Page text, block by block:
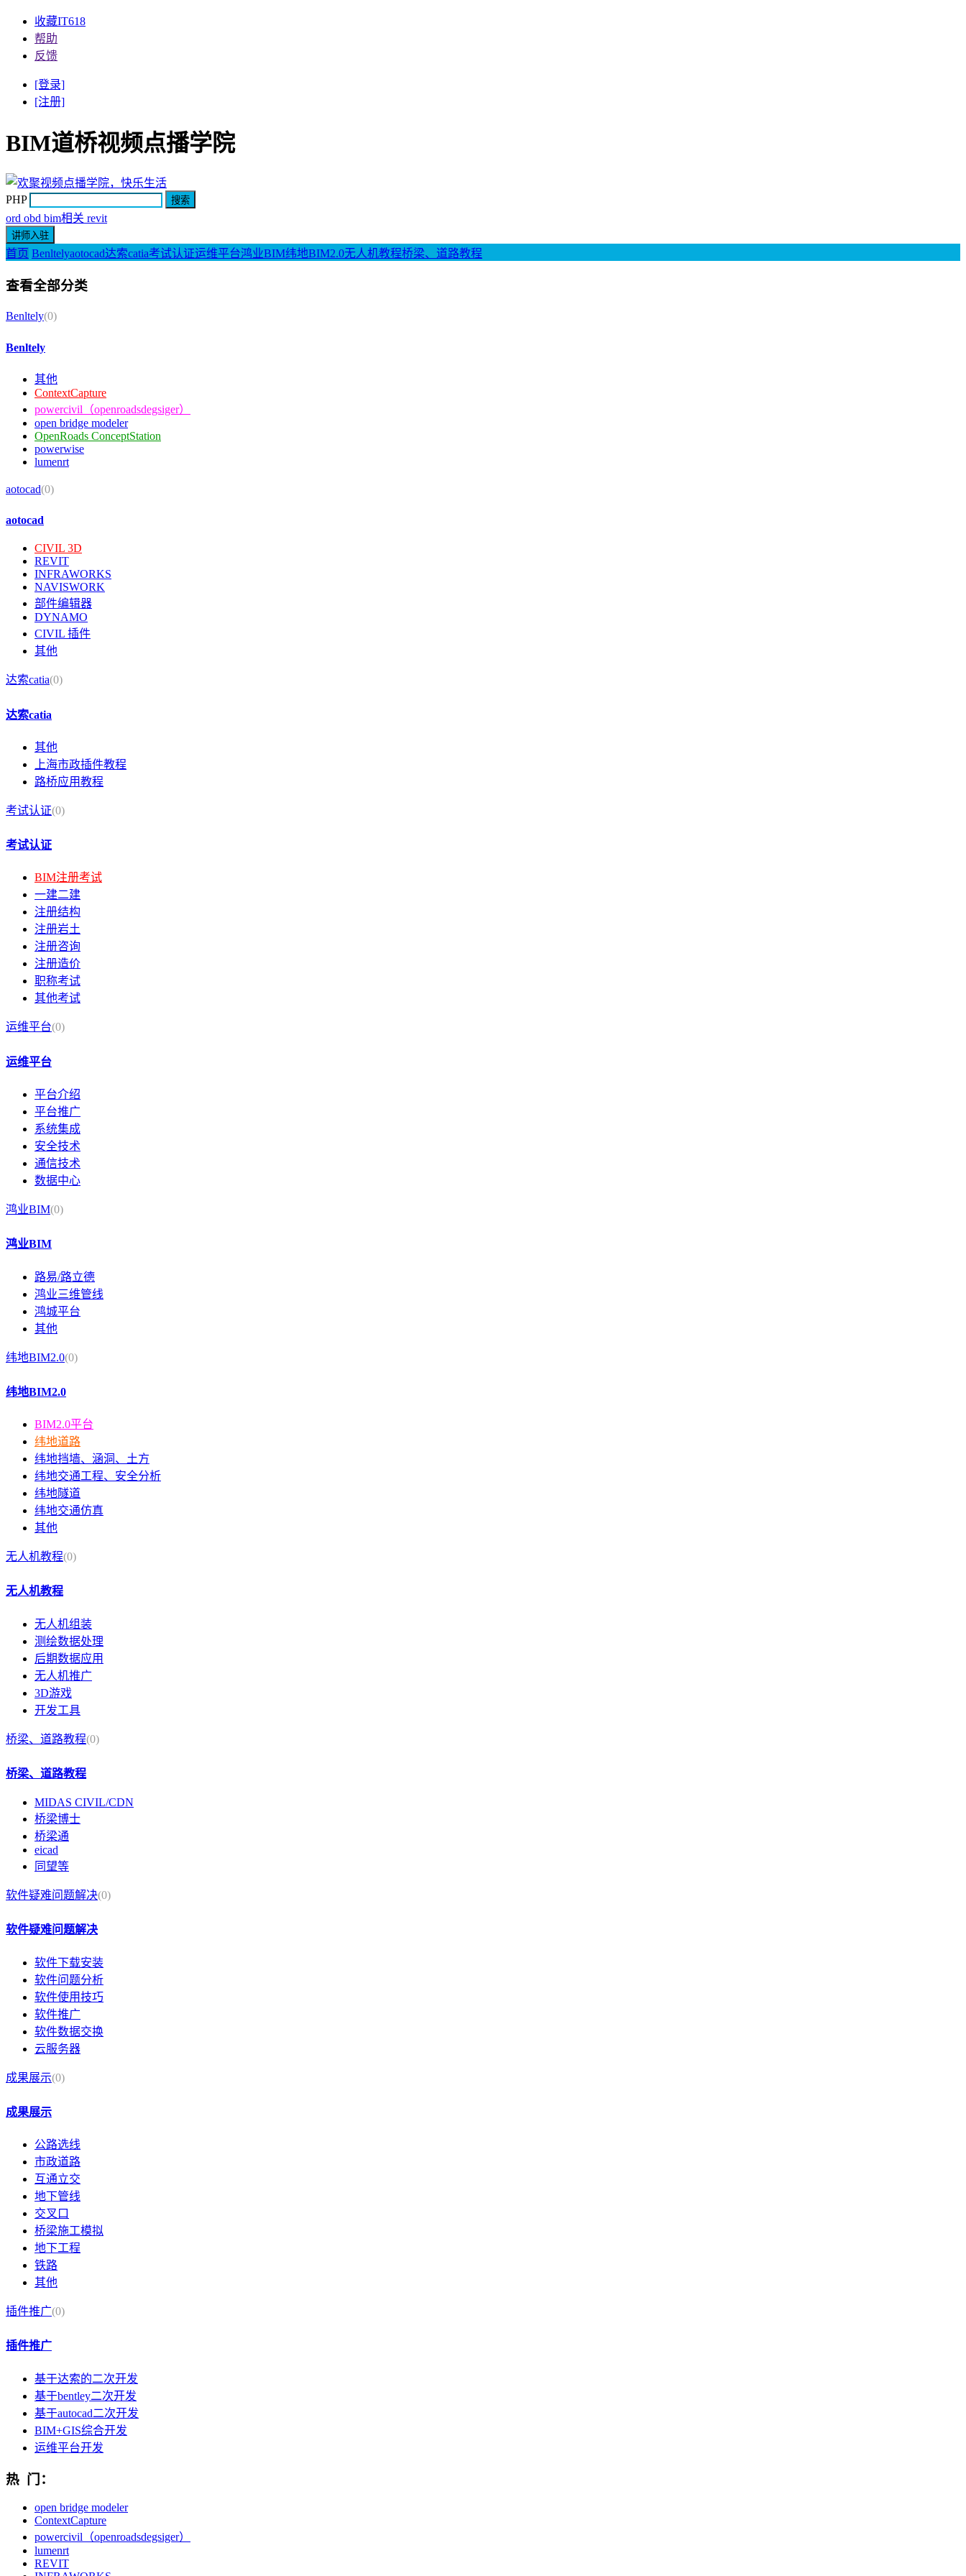
收藏IT618
帮助
反馈
[登录]
[注册]
BIM道桥视频点播学院
PHP
ord obd bim相关 revit
首页 Benltelyaotocad达索catia考试认证运维平台鸿业BIM纬地BIM2.0无人机教程桥梁、道路教程
查看全部分类
Benltely(0)
Benltely
其他
ContextCapture
powercivil（openroadsdegsiger）
open bridge modeler
OpenRoads ConceptStation
powerwise
lumenrt
aotocad(0)
aotocad
CIVIL 3D
REVIT
INFRAWORKS
NAVISWORK
部件编辑器
DYNAMO
CIVIL 插件
其他
达索catia(0)
达索catia
其他
上海市政插件教程
路桥应用教程
考试认证(0)
考试认证
BIM注册考试
一建二建
注册结构
注册岩土
注册咨询
注册造价
职称考试
其他考试
运维平台(0)
运维平台
平台介绍
平台推广
系统集成
安全技术
通信技术
数据中心
鸿业BIM(0)
鸿业BIM
路易/路立德
鸿业三维管线
鸿城平台
其他
纬地BIM2.0(0)
纬地BIM2.0
BIM2.0平台
纬地道路
纬地挡墙、涵洞、土方
纬地交通工程、安全分析
纬地隧道
纬地交通仿真
其他
无人机教程(0)
无人机教程
无人机组装
测绘数据处理
后期数据应用
无人机推广
3D游戏
开发工具
桥梁、道路教程(0)
桥梁、道路教程
MIDAS CIVIL/CDN
桥梁博士
桥梁通
eicad
同望等
软件疑难问题解决(0)
软件疑难问题解决
软件下载安装
软件问题分析
软件使用技巧
软件推广
软件数据交换
云服务器
成果展示(0)
成果展示
公路选线
市政道路
互通立交
地下管线
交叉口
桥梁施工模拟
地下工程
铁路
其他
插件推广(0)
插件推广
基于达索的二次开发
基于bentley二次开发
基于autocad二次开发
BIM+GIS综合开发
运维平台开发
热 门：
open bridge modeler
ContextCapture
powercivil（openroadsdegsiger）
lumenrt
REVIT